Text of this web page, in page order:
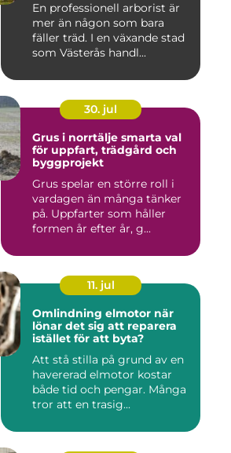
En professionell arborist är
mer än någon som bara
fäller träd. I en växande stad
som Västerås handl...
30. jul
Grus i norrtälje smarta val
för uppfart, trädgård och
byggprojekt
Grus spelar en större roll i
vardagen än många tänker
på. Uppfarter som håller
formen år efter år, g...
11. jul
Omlindning elmotor när
lönar det sig att reparera
istället för att byta?
Att stå stilla på grund av en
havererad elmotor kostar
både tid och pengar. Många
tror att en trasig...